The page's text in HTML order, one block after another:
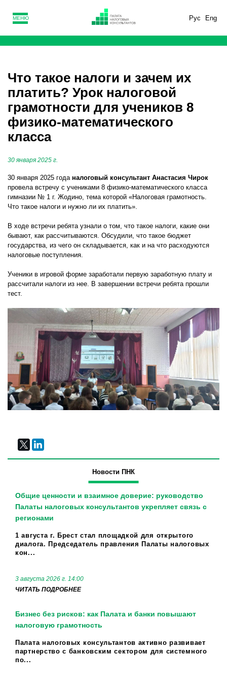
Рус Eng
МЕНЮ
Что такое налоги и зачем их
платить? Урок налоговой
грамотности для учеников 8
физико-математического
класса
30 января 2025 г.
30 января 2025 года налоговый консультант Анастасия Чирок
провела встречу с учениками 8 физико-математического класса
гимназии № 1 г. Жодино, тема которой «Налоговая грамотность.
Что такое налоги и нужно ли их платить».
В ходе встречи ребята узнали о том, что такое налоги, какие они
бывают, как рассчитываются. Обсудили, что такое бюджет
государства, из чего он складывается, как и на что расходуются
налоговые поступления.
Ученики в игровой форме заработали первую заработную плату и
рассчитали налоги из нее. В завершении встречи ребята прошли
тест.
Новости ПНК
Общие ценности и взаимное доверие: руководство
Палаты налоговых консультантов укрепляет связь с
регионами
1 августа г. Брест стал площадкой для открытого
диалога. Председатель правления Палаты налоговых
кон...
3 августа 2026 г. 14:00
ЧИТАТЬ ПОДРОБНЕЕ
Бизнес без рисков: как Палата и банки повышают
налоговую грамотность
Палата налоговых консультантов активно развивает
партнерство с банковским сектором для системного
по...